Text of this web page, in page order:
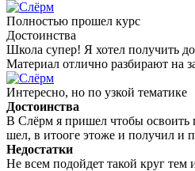
Полностью прошел курс
Достоинства
Школа супер! Я хотел получить
Материал отлично разбирают на
Интересно, но по узкой тематике
Достоинства
В Слёрм я пришел чтобы освоить
шел, в итооге этоже и получил и
Недостатки
Не всем подойдет такой круг